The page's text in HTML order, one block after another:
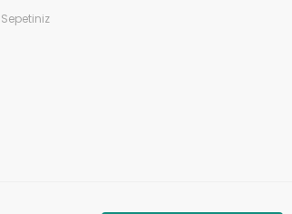
Sepetiniz